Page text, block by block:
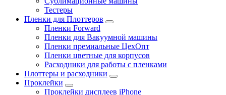
Тестеры
Пленки для Плоттеров
Пленки Forward
Пленки для Вакуумной машины
Пленки премиальные ЦехОпт
Пленки цветные для корпусов
Расходники для работы с пленками
Плоттеры и расходники
Проклейки
Проклейки дисплеев iPhone